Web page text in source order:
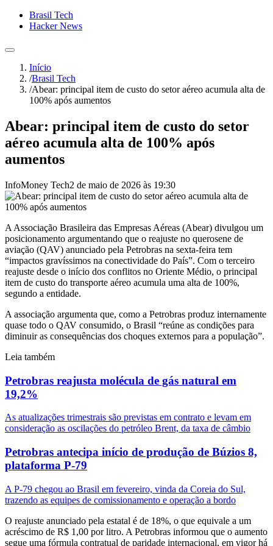
Brasil Tech
Hacker News
Início
/Brasil Tech
/Abear: principal item de custo do setor aéreo acumula alta de
100% após aumentos
Abear: principal item de custo do setor
aéreo acumula alta de 100% após
aumentos
InfoMoney Tech2 de maio de 2026 às 19:30
A Associação Brasileira das Empresas Aéreas (Abear) divulgou um
posicionamento argumentando que o reajuste no querosene de
aviação (QAV) anunciado pela Petrobras na sexta-feira tem
“impactos gravíssimos na conectividade do País”. Com o terceiro
reajuste desde o início dos conflitos no Oriente Médio, o principal
item de custo do transporte aéreo acumula uma alta de 100%,
segundo a entidade.
A associação argumenta que, como a Petrobras produz internamente
quase todo o QAV consumido, o Brasil “reúne as condições para
diminuir as consequências dos choques externos para a população”.
Leia também
Petrobras reajusta molécula de gás natural em
19,2%
As atualizações trimestrais são previstas em contrato e levam em
consideração as oscilações do petróleo Brent, da taxa de câmbio
Petrobras antecipa início de produção de Búzios 8,
plataforma P-79
A P-79 chegou ao Brasil em fevereiro, vinda da Coreia do Sul,
trazendo as equipes de comissionamento e operação a bordo
O reajuste anunciado pela estatal é de 18%, o que equivale a um
acréscimo de R$ 1,00 por litro. A Petrobras informou que o aumento
segue uma fórmula contratual de paridade internacional, em vigor há